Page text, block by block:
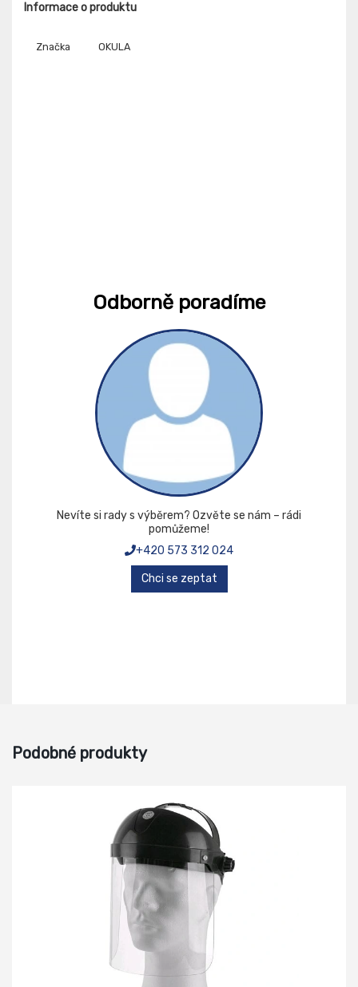
Informace o produktu
Značka OKULA
Odborně poradíme
Nevíte si rady s výběrem? Ozvěte se nám – rádi
pomůžeme!
+420 573 312 024
Chci se zeptat
Podobné produkty